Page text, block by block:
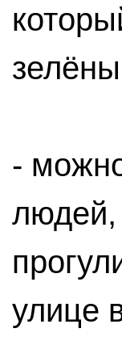
-
людей,
улице